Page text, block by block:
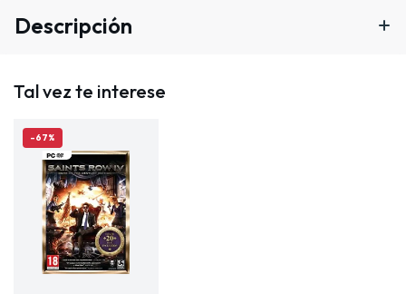
Descripción
Tal vez te interese
-67%